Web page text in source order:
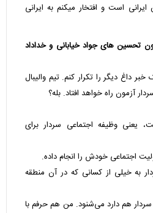
است و افتخار میکنم به ایرانی
تحسین های جواد خیابانی و خداداد
داغ دیگر را تکرار کنم. تیم والیبال
آزمون راه خواهد افتاد. بله؟
یعنی وظیفه اجتماعی سردار برای
اجتماعی خودش را انجام داده.
سردار به خیلی از کسانی که در آن منطقه
سردار هم دارد می‌شنود. من هم حرفم با